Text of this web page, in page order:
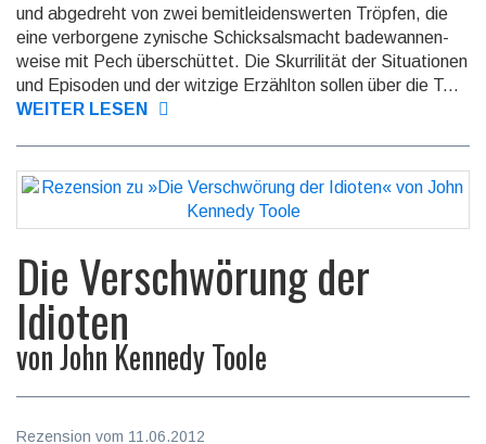
und abgedreht von zwei be­mit­leidens­werten Tröpfen, die
eine verbor­gene zynische Schick­sals­macht bade­wannen­
weise mit Pech über­schüttet. Die Skurrilität der Situa­tionen
und Episo­den und der witzige Erzähl­ton sollen über die T...
WEITER LESEN
Die Verschwörung der
Idioten
vonJohn Kennedy Toole
Rezension vom 11.06.2012